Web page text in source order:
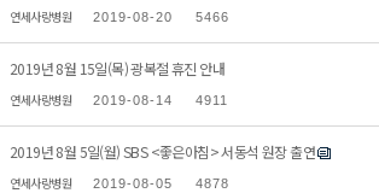
연세사랑병원 2019-08-20 5466
2019년 8월 15일(목) 광복절 휴진 안내
연세사랑병원 2019-08-14 4911
2019년 8월 5일(월) SBS <좋은아침> 서동석 원장 출연
연세사랑병원 2019-08-05 4878